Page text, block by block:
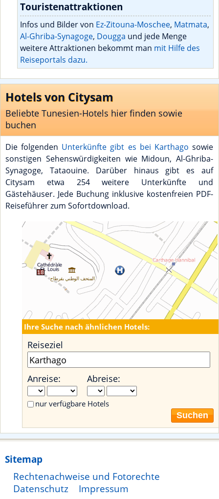
Touristenattraktionen
Infos und Bilder von Ez-Zitouna-Moschee, Matmata,
Al-Ghriba-Synagoge, Dougga und jede Menge
weitere Attraktionen bekommt man mit Hilfe des
Reiseportals dazu.
Hotels von Citysam
Beliebte Tunesien-Hotels hier finden sowie
buchen
Die folgenden Unterkünfte gibt es bei Karthago sowie
sonstigen Sehenswürdigkeiten wie Midoun, Al-Ghriba-
Synagoge, Tataouine. Darüber hinaus gibt es auf
Citysam etwa 254 weitere Unterkünfte und
Gästehäuser. Jede Buchung inklusive kostenfreien PDF-
Reiseführer zum Sofortdownload.
Ihre Suche nach ähnlichen Hotels:
Reiseziel
Anreise: Abreise:
nur verfügbare Hotels
Suchen
Sitemap
Rechtenachweise und Fotorechte
Datenschutz
Impressum